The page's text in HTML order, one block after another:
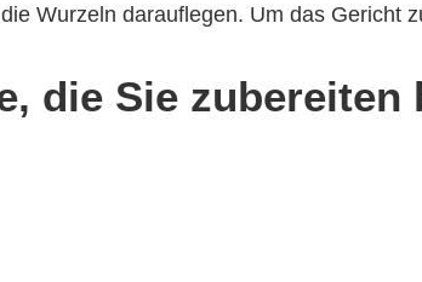
Wurzeln darauflegen. Um das Gericht
die Sie zubereiten